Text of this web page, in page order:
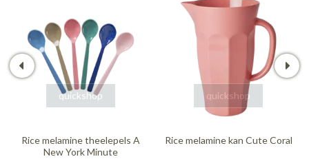
quickshop
Rice melamine theelepels A
New York Minute
quickshop
Rice melamine kan Cute Coral